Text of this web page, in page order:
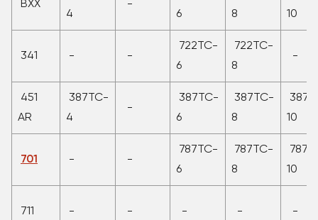
BXX
4
-
6
8
10
341 - -
722TC-
6
722TC-
8
-
451
AR
387TC-
4
-
387TC-
6
387TC-
8
10
701 - -
787TC-
6
787TC-
8
10
711 - - - - -